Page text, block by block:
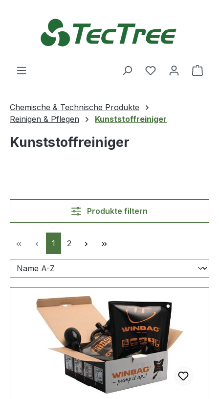
Du hast 0
Chemische & Technische Produkte
Reinigen & Pflegen
Kunststoffreiniger
Kunststoffreiniger
Produkte filtern
Seite
1 Seite
2